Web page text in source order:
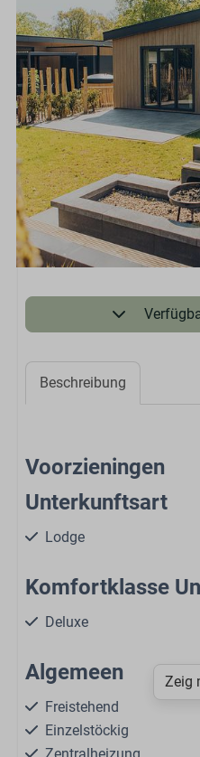
Beschreibung
Voorzieningen
Unterkunftsart
Lodge
Komfortklasse
Deluxe
Algemeen
Freistehend
Einzelstöckig
Zeig